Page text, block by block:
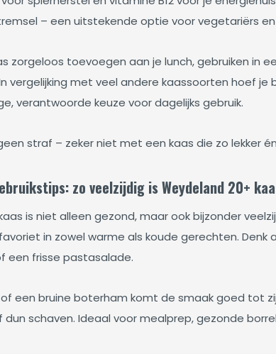
– een uitstekende optie voor vegetariërs
zorgeloos toevoegen aan je lunch, gebruiken in
vergelijking met veel andere kaassoorten hoef
verantwoorde keuze voor dagelijks gebruik.
straf – zeker niet met een kaas die zo lekker
zo veelzijdig is Weydeland 20+
is niet alleen gezond, maar ook bijzonder
in zowel warme als koude gerechten. Denk
een frisse pastasalade.
een bruine boterham komt de smaak goed tot
dun schaven. Ideaal voor mealprep, gezonde